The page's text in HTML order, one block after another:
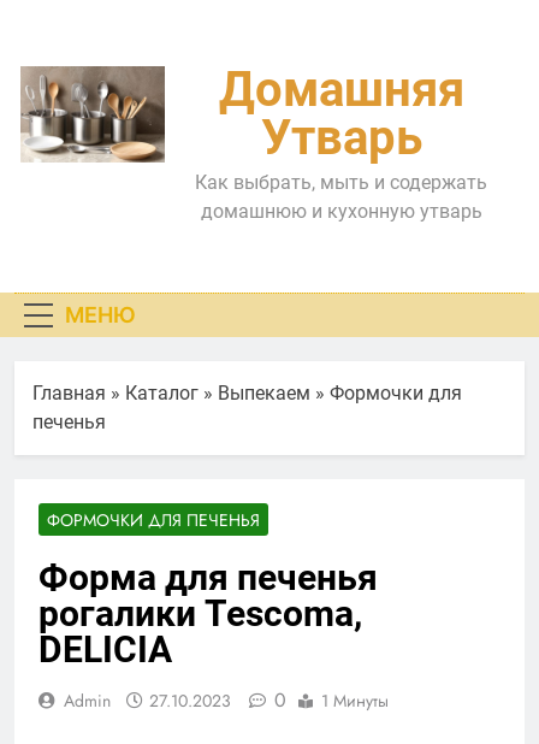
содержимому
Домашняя
Утварь
Как выбрать, мыть и содержать
домашнюю и кухонную утварь
МЕНЮ
Главная » Каталог » Выпекаем » Формочки для
печенья
ФОРМОЧКИ ДЛЯ ПЕЧЕНЬЯ
Форма для печенья
рогалики Tescoma,
DELICIA
Admin 27.10.2023 0 1 Минуты